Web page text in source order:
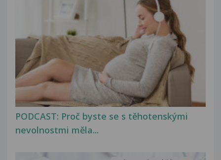
PODCAST: Proč byste se s těhotenskými
nevolnostmi měla...